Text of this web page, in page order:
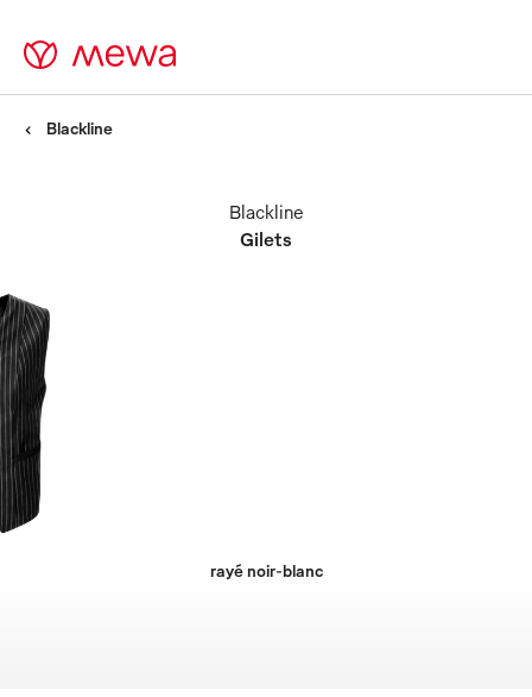
Blackline
Gilets
Blackline
rayé noir-blanc